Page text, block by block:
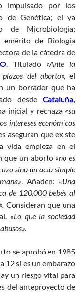
impulsado por los
de Genética; el ya
de Microbiología;
emérito de Biología
de la cátedra de
. Titulado «Ante la
del aborto», el
un borrador que ha
desde Cataluña,
inicial y rechaza «su
intereses económicos
aseguran que existe
vida empieza en el
que un aborto «no es
sino un acto simple
. Añaden: «Una
de 120.000 bebés al
Consideran que una
«Lo que la sociedad
se aprobó en 1985
12 si es un embarazo
un riesgo vital para
del anteproyecto de